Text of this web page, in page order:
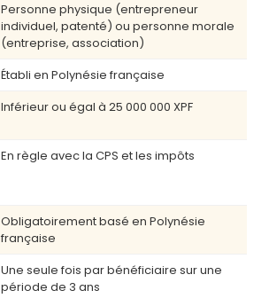
Personne physique (entrepreneur
individuel, patenté) ou personne morale
(entreprise, association)
Établi en Polynésie française
Inférieur ou égal à 25 000 000 XPF
En règle avec la CPS et les impôts
Obligatoirement basé en Polynésie
française
Une seule fois par bénéficiaire sur une
période de 3 ans